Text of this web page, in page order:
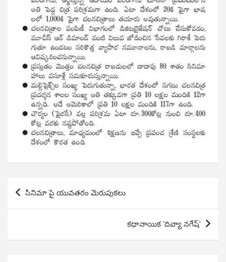
Post
navigation
సినిమా పై యువతరం మెరుపుకలు
కధానాయిక ‘దివ్యా నగేష్’